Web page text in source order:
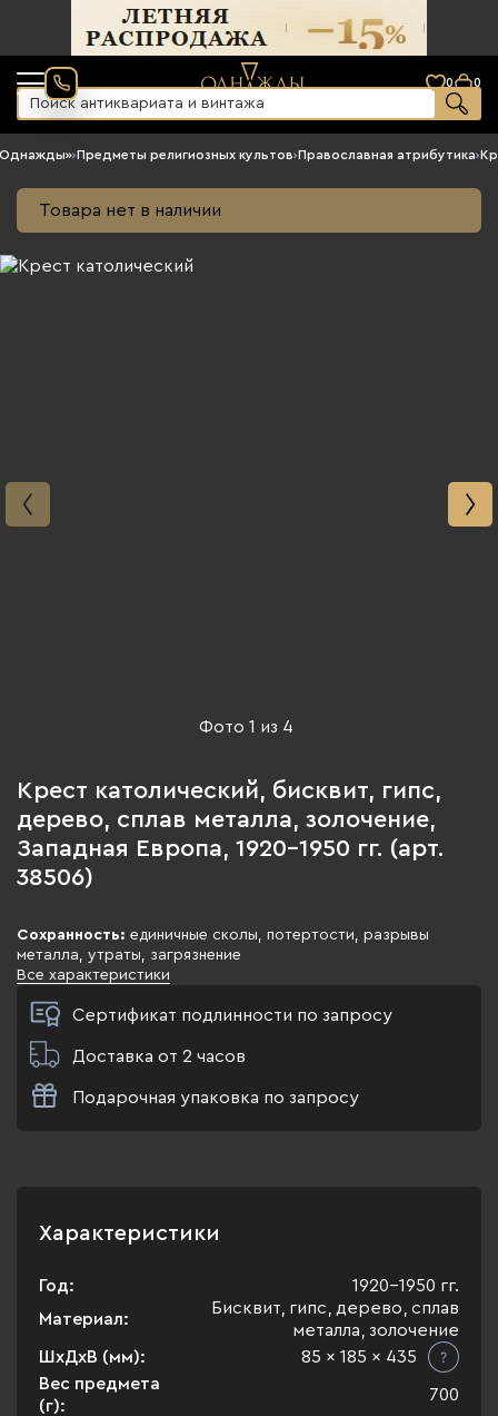
0 0
›Предметы религиозных культов›Православная атрибутика›
Товара нет в наличии
Фото1 из 4
Крест католический, бисквит, гипс,
дерево, сплав металла, золочение,
Западная Европа, 1920-1950 гг. (арт.
38506)
Сохранность: единичные сколы, потертости, разрывы
металла, утраты, загрязнение
Все характеристики
Сертификат подлинности по запросу
Доставка от 2 часов
Подарочная упаковка по запросу
Характеристики
Год:
1920-1950 гг.
Материал:
Бисквит, гипс, дерево, сплав
металла, золочение
ШхДхВ (мм):
85 x 185 x 435
Вес предмета
(г):
700